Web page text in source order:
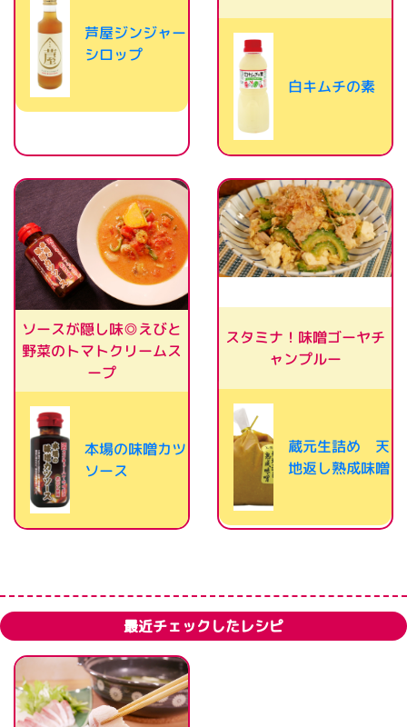
芦屋ジンジャー
シロップ
白キムチの素
ソースが隠し味◎えびと
野菜のトマトクリームス
ープ
本場の味噌カツ
ソース
スタミナ！味噌ゴーヤチ
ャンプルー
蔵元生詰め 天
地返し熟成味噌
最近チェックしたレシピ